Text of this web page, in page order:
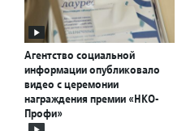
Агентство социальной
информации опубликовало
видео с церемонии
награждения премии «НКО-
Профи»